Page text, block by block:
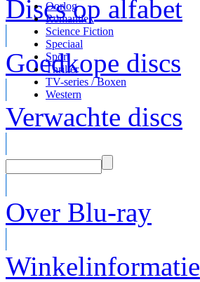
Discs op alfabet
Goedkope discs
Verwachte discs
Over Blu-ray
Winkelinformatie
Oorlog
Romantiek
Science Fiction
Speciaal
Sport
Thriller
TV-series / Boxen
Western